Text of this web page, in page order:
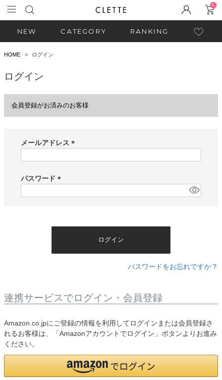
0
NEW CATEGORY RANKING
HOME ログイン
ログイン
会員登録がお済みのお客様
メールアドレス
)
パスワード
ログイン
パスワードをお忘れですか？
連携サービスでログイン・会員登録
Amazon.co.jpにご登録の情報を利用してログインまたは会員登録さ
れるお客様は、「Amazonアカウントでログイン」ボタンよりお進み
ください。